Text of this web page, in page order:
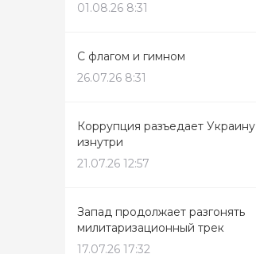
01.08.26 8:31
С флагом и гимном
26.07.26 8:31
Коррупция разъедает Украину
изнутри
21.07.26 12:57
Запад продолжает разгонять
милитаризационный трек
17.07.26 17:32